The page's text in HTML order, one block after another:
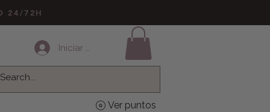
24/72H
Iniciar sesión
Ver puntos